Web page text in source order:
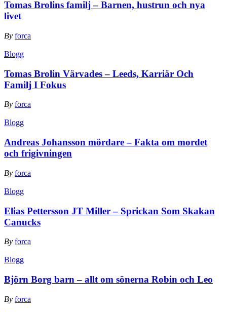
Tomas Brolins familj – Barnen, hustrun och nya
livet
By forca
Blogg
Tomas Brolin Värvades – Leeds, Karriär Och
Familj I Fokus
By forca
Blogg
Andreas Johansson mördare – Fakta om mordet
och frigivningen
By forca
Blogg
Elias Pettersson JT Miller – Sprickan Som Skakan
Canucks
By forca
Blogg
Björn Borg barn – allt om sönerna Robin och Leo
By forca